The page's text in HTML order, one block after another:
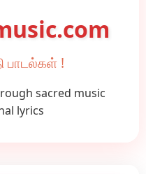
பாடல்கள் !
sacred music
lyrics